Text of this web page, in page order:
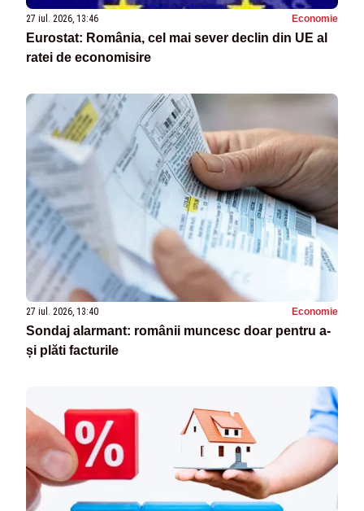
27 iul. 2026, 13:46 Economie
Eurostat: România, cel mai sever declin din UE al
ratei de economisire
27 iul. 2026, 13:40 Economie
Sondaj alarmant: românii muncesc doar pentru a-
și plăti facturile